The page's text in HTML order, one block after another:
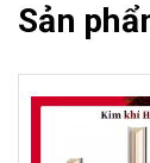
Sản